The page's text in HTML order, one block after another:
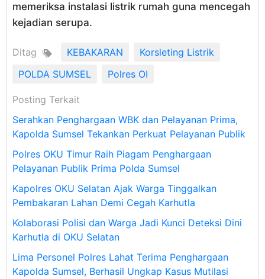
memeriksa instalasi listrik rumah guna mencegah
kejadian serupa.
Ditag KEBAKARAN
Korsleting Listrik
POLDA SUMSEL
Polres OI
Posting Terkait
Serahkan Penghargaan WBK dan Pelayanan Prima,
Kapolda Sumsel Tekankan Perkuat Pelayanan Publik
Polres OKU Timur Raih Piagam Penghargaan
Pelayanan Publik Prima Polda Sumsel
Kapolres OKU Selatan Ajak Warga Tinggalkan
Pembakaran Lahan Demi Cegah Karhutla
Kolaborasi Polisi dan Warga Jadi Kunci Deteksi Dini
Karhutla di OKU Selatan
Lima Personel Polres Lahat Terima Penghargaan
Kapolda Sumsel, Berhasil Ungkap Kasus Mutilasi